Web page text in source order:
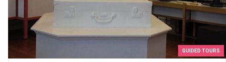
GUIDED TOURS